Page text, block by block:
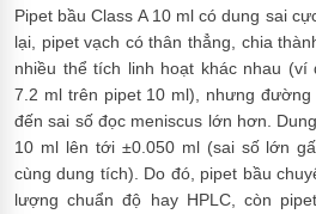
Pipet bầu Class A 10 ml có dung sai
lại, pipet vạch có thân thẳng, chia
nhiều thể tích linh hoạt khác nhau
7.2 ml trên pipet 10 ml), nhưng
đến sai số đọc meniscus lớn hơn.
10 ml lên tới ±0.050 ml (sai số lớn
cùng dung tích). Do đó, pipet bầu
lượng chuẩn độ hay HPLC, còn